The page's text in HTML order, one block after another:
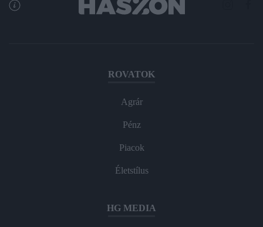
ROVATOK
Agrár
Pénz
Piacok
Életstílus
HG MEDIA